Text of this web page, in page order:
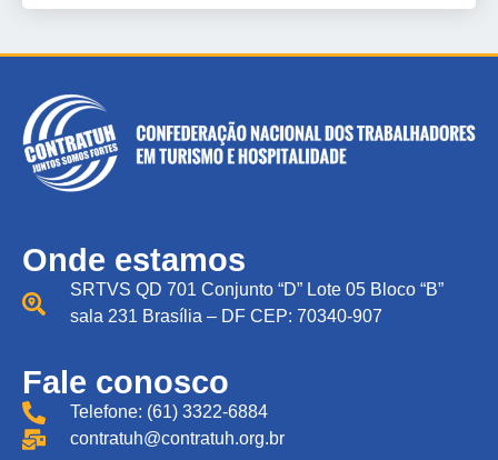
Onde estamos
SRTVS QD 701 Conjunto “D” Lote 05 Bloco “B”
sala 231 Brasília – DF CEP: 70340-907
Fale conosco
Telefone: (61) 3322-6884
contratuh@contratuh.org.br